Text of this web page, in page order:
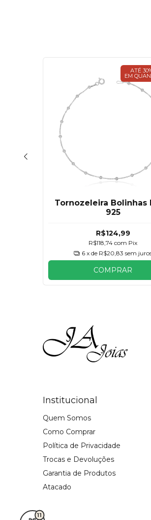
ATÉ
EM
Tornozeleira Bolinhas
925
R$124,99
R$118,74 com Pix
6 x de R$20,83 sem
COMPRAR
Institucional
Quem Somos
Como Comprar
Política de Privacidade
Trocas e Devoluções
Garantia de Produtos
Atacado
11